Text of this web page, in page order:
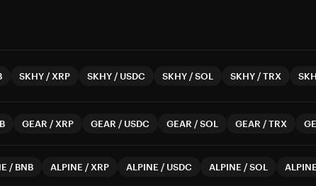
SKHY / XRP SKHY / USDC SKHY /SOL SKHY /TRX
GEAR / XRP GEAR / USDC GEAR /SOL GEAR /TRX
/ BNB ALPINE / XRP ALPINE / USDC ALPINE /SOL